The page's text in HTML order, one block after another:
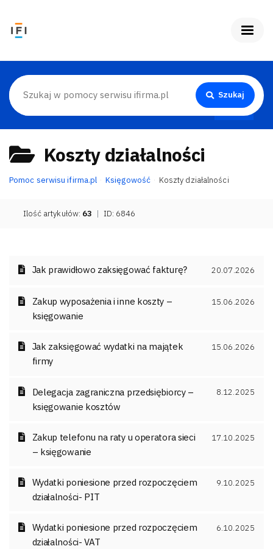
Szukaj
Koszty działalności
Pomoc serwisu ifirma.pl Księgowość Koszty działalności
Ilość artykułów: 63 | ID: 6846
Jak prawidłowo zaksięgować fakturę? 20.07.2026
Zakup wyposażenia i inne koszty –
księgowanie
15.06.2026
Jak zaksięgować wydatki na majątek
firmy
15.06.2026
Delegacja zagraniczna przedsiębiorcy –
księgowanie kosztów
8.12.2025
Zakup telefonu na raty u operatora sieci
– księgowanie
17.10.2025
Wydatki poniesione przed rozpoczęciem
działalności- PIT
9.10.2025
Wydatki poniesione przed rozpoczęciem
działalności- VAT
6.10.2025